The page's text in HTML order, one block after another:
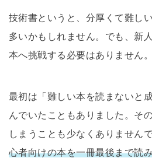
技術書というと、分厚くて難し
多いかもしれません。でも、新
本へ挑戦する必要はありません。
最初は「難しい本を読まないと
んでいたこともありました。そ
しまうことも少なくありません
心者向けの本を一冊最後まで読